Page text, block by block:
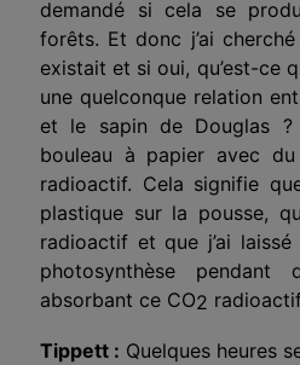
demandé si cela se
forêts. Et donc j’ai
existait et si oui, qu’est-ce
une quelconque relation
et le sapin de Douglas ?
bouleau à papier avec
radioactif. Cela signifie
plastique sur la pousse,
radioactif et que j’ai
photosynthèse pendant
absorbant ce CO2
Tippett : Quelques heures